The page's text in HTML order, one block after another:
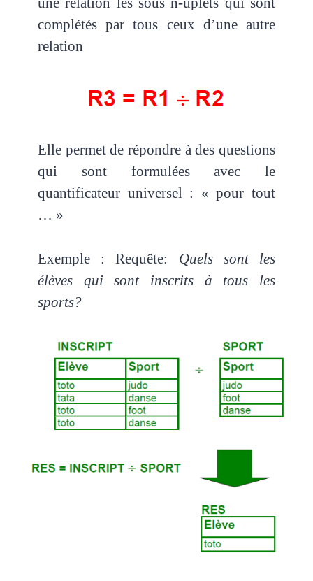
complétés par tous ceux d’une autre
relation
Elle permet de répondre à des questions
qui sont formulées avec le
quantificateur universel : « pour tout
… »
Exemple : Requête: Quels sont les
élèves qui sont inscrits à tous les
sports?